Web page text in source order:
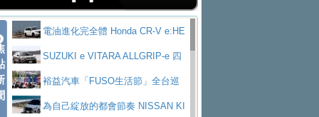
電油進化完全體 Honda CR-V e:HE
V PrestigeSUZUKI e VITARA ALLGRIP-e 四
驅精神的純電新詮釋
裕益汽車「FUSO生活節」全台巡
迴 結合生活體驗、交通安全與購車優惠
為自己綻放的都會節奏 NISSAN KI